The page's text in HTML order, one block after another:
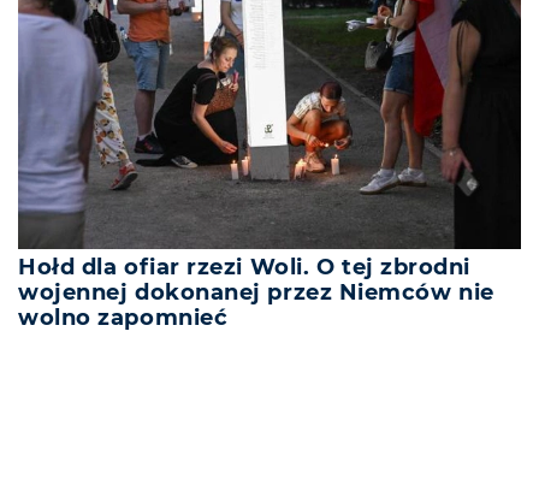
Hołd dla ofiar rzezi Woli. O tej zbrodni
wojennej dokonanej przez Niemców nie
wolno zapomnieć